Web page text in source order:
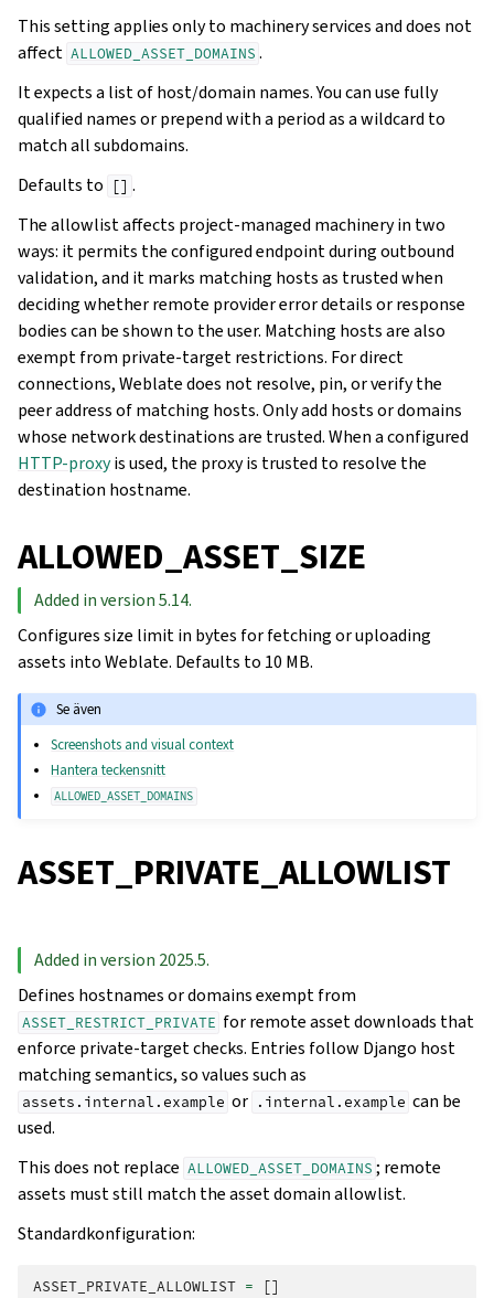
This setting applies only to machinery services and does not
affect ALLOWED_ASSET_DOMAINS .
It expects a list of host/domain names. You can use fully
qualified names or prepend with a period as a wildcard to
match all subdomains.
Defaults to
[] .
The allowlist affects project-managed machinery in two
ways: it permits the configured endpoint during outbound
validation, and it marks matching hosts as trusted when
deciding whether remote provider error details or response
bodies can be shown to the user. Matching hosts are also
exempt from private-target restrictions. For direct
connections, Weblate does not resolve, pin, or verify the
peer address of matching hosts. Only add hosts or domains
whose network destinations are trusted. When a configured
HTTP-proxyis used, the proxy is trusted to resolve the
destination hostname.
ALLOWED_ASSET_SIZE
Added in version 5.14.
Configures size limit in bytes for fetching or uploading
assets into Weblate. Defaults to 10 MB.
Se även
Screenshots and visual context
Hantera teckensnitt
ALLOWED_ASSET_DOMAINS
ASSET_PRIVATE_ALLOWLIST
Added in version 2025.5.
Defines hostnames or domains exempt from
ASSET_RESTRICT_PRIVATE for remote asset downloads that
enforce private-target checks. Entries follow Django host
matching semantics, so values such as
assets.internal.example or .internal.example can be
used.
This does not replace ALLOWED_ASSET_DOMAINS ; remote
assets must still match the asset domain allowlist.
Standardkonfiguration:
ASSET_PRIVATE_ALLOWLIST = []